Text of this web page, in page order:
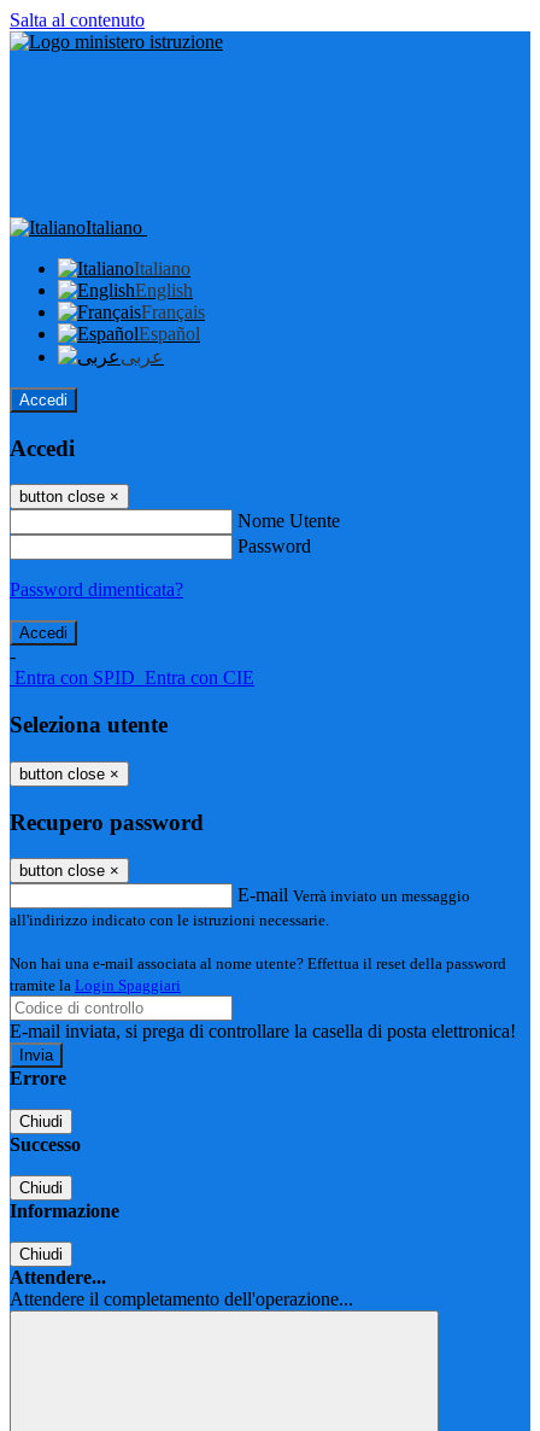
Salta al contenuto
Italiano
Italiano
English
Français
Español
عربى
Accedi
Accedi
button close ×
Nome Utente
Password
Password dimenticata?
-
Entra con SPID Entra con CIE
Seleziona utente
button close ×
Recupero password
button close ×
E-mail Verrà inviato un messaggio
all'indirizzo indicato con le istruzioni necessarie.
Non hai una e-mail associata al nome utente? Effettua il reset della password
tramite la Login Spaggiari
E-mail inviata, si prega di controllare la casella di posta elettronica!
Errore
Chiudi
Successo
Chiudi
Informazione
Chiudi
Attendere...
Attendere il completamento dell'operazione...